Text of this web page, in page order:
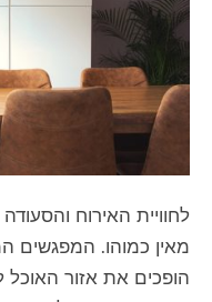
לחוויית האירוח
מאין כמוהו. המפגשים
הופכים את אזור האוכל